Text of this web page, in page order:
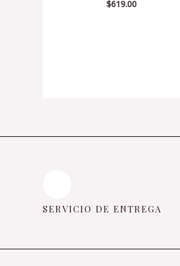
Valorado
en
$619.00
SERVICIO DE ENTREGA